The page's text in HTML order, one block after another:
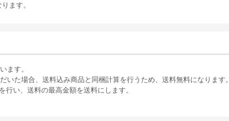
ます。
ます。
いた場合、送料込み商品と同梱計算を行うため、送料無料になります。
い、送料の最高金額を送料にします。